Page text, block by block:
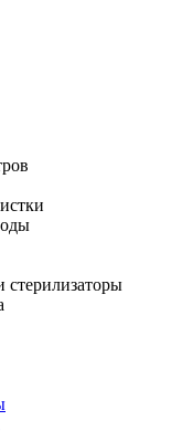
стерилизаторы